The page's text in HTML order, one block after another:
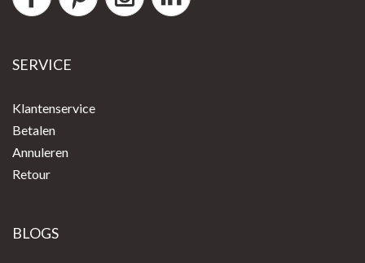
SERVICE
Klantenservice
Betalen
Annuleren
Retour
BLOGS